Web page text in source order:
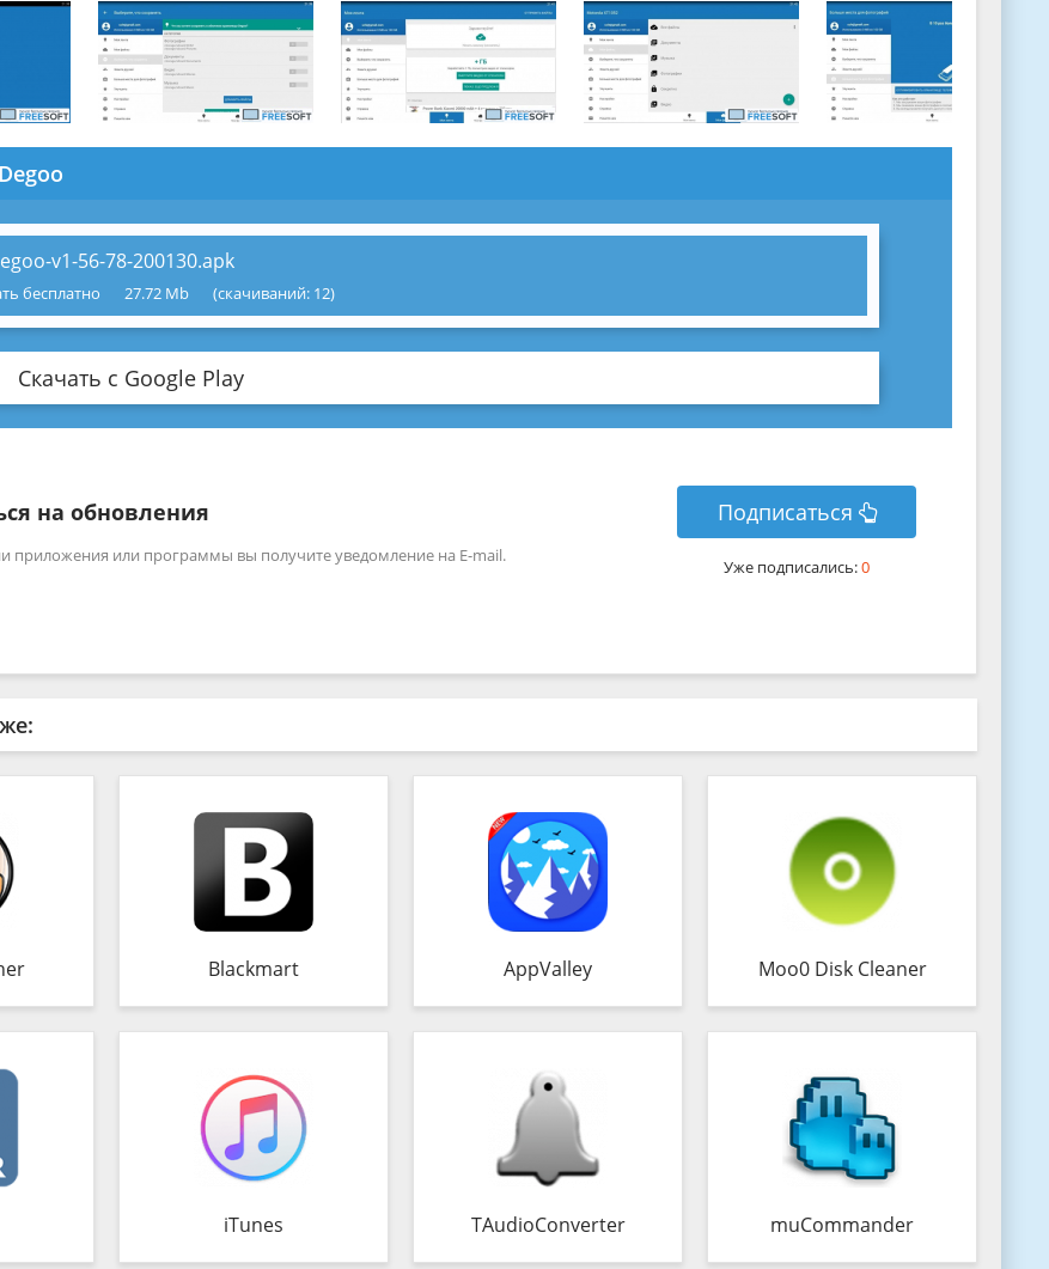
v1-56-78-200130.apk
бесплатно 27.72 Mb (cкачиваний: 12)
Скачать с Google Play
на обновления
приложения или программы вы получите уведомление на E-mail.
Подписаться
Уже подписались:0
Blackmart AppValley Moo0 Disk Cleaner
iTunes TAudioConverter muCommander